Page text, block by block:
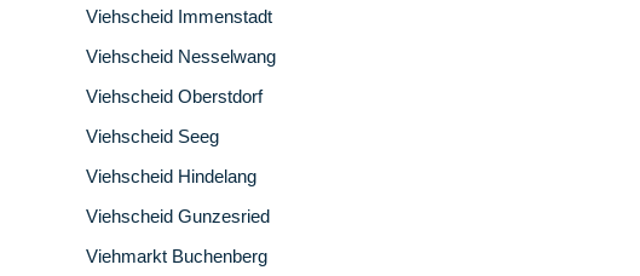
Viehscheid Immenstadt
Viehscheid Nesselwang
Viehscheid Oberstdorf
Viehscheid Seeg
Viehscheid Hindelang
Viehscheid Gunzesried
Viehmarkt Buchenberg